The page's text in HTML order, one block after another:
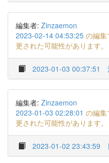
編集者: Zinzaemon
2023-02-14 04:53:25 の編
更された可能性があります。
2023-01-03 00:37:51
編集者: Zinzaemon
2023-01-03 02:28:01 の編
更された可能性があります。
2023-01-02 23:43:59